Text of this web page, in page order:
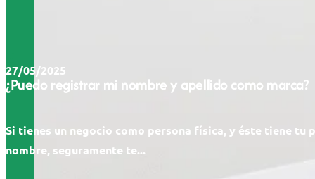
27/05/2025
¿Puedo registrar mi nombre y apellido como marca?
Si tienes un negocio como persona física, y éste tiene tu
nombre, seguramente te...